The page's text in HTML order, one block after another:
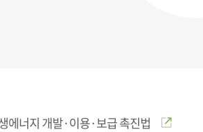
에너지 개발·이용·보급 촉진법